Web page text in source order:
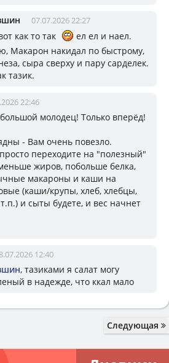
07.07.2026 22:27
как то так
ел ел и наел.
Макарон накидал по быстрому,
сыра сверху и пару сарделек.
тазик.
22:46
молодец! Только вперёд!
- Вам очень повезло.
переходите на "полезный"
жиров, побольше белка,
макароны и каши на
(каши/крупы, хлеб, хлебцы,
и сыты будете, и вес начнет
12:40
, тазиками я салат могу
в надежде, что ккал мало
Следующая